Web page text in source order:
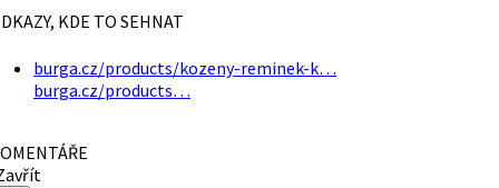
KDE TO SEHNAT
burga.cz/products/kozeny-reminek-k…
burga.cz/products…